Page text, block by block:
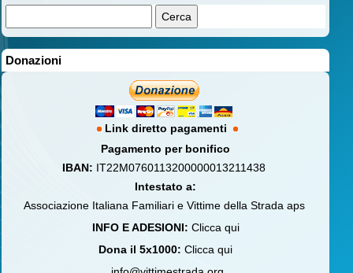
Donazioni
Link diretto pagamenti
Pagamento per bonifico
IBAN: IT22M0760113200000013211438
Intestato a:
Associazione Italiana Familiari e Vittime della Strada aps
INFO E ADESIONI: Clicca qui
Dona il 5x1000: Clicca qui